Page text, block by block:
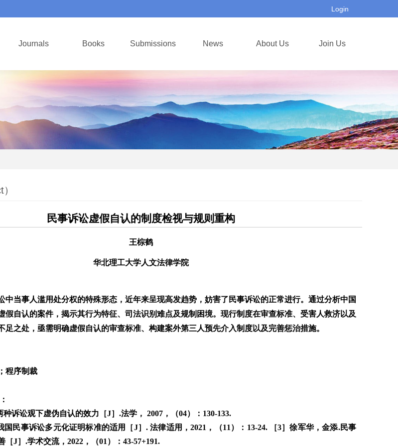
Login
Journals Books Submissions News About Us Join Us
民事诉讼虚假自认的制度检视与规则重构
王棕鹤
华北理工大学人文法律学院
中当事人滥用处分权的特殊形态，近年来呈现高发趋势，妨害了民事诉讼的正常进行。通过分析中国
假自认的案件，揭示其行为特征、司法识别难点及规制困境。现行制度在审查标准、受害人救济以及
足之处，亟需明确虚假自认的审查标准、构建案外第三人预先介入制度以及完善惩治措施。
程序制裁
种诉讼观下虚伪自认的效力［J］.法学， 2007，（04）：130-133.
国民事诉讼多元化证明标准的适用［J］. 法律适用，2021，（11）：13-24. ［3］徐军华，金添.民事
［J］.学术交流，2022，（01）：43-57+191.